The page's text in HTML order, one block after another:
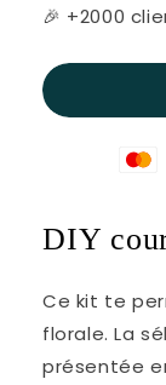
Kit
-
murale
&quot;Lila
🎉 +2000
DIY
Ce kit te
florale. La
présentée